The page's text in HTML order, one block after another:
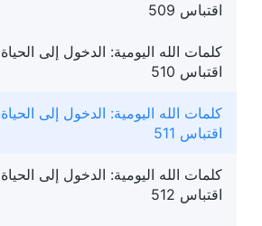
اقتباس 509
كلمات الله اليومية: الدخول إلى الحياة |
اقتباس 510
كلمات الله اليومية: الدخول إلى الحياة |
اقتباس 511
كلمات الله اليومية: الدخول إلى الحياة |
اقتباس 512